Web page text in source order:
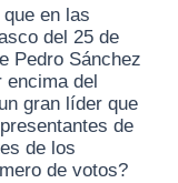
en las
del 25 de
Pedro Sánchez
del
gran líder que
de
de los
de votos?